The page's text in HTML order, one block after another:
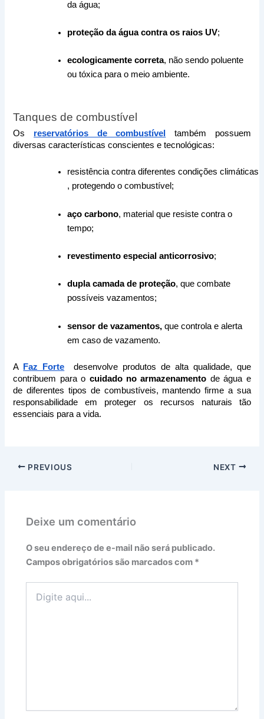
da água;
proteção da água contra os raios UV;
ecologicamente correta, não sendo poluente
ou tóxica para o meio ambiente.
Tanques de combustível
Os reservatórios de combustível
também possuem
diversas características conscientes e tecnológicas:
resistência contra diferentes condições climáticas
, protegendo o combustível;
aço carbono, material que resiste contra o
tempo;
revestimento especial anticorrosivo;
dupla camada de proteção, que combate
possíveis vazamentos;
sensor de vazamentos, que controla e alerta
em caso de vazamento.
A Faz Forte desenvolve produtos de alta qualidade, que
contribuem para o cuidado no armazenamento de água e
de diferentes tipos de combustíveis, mantendo firme a sua
responsabilidade em proteger os recursos naturais tão
essenciais para a vida.
PREVIOUS NEXT
Deixe um comentário
O seu endereço de e-mail não será publicado.
Campos obrigatórios são marcados com *
aqui...